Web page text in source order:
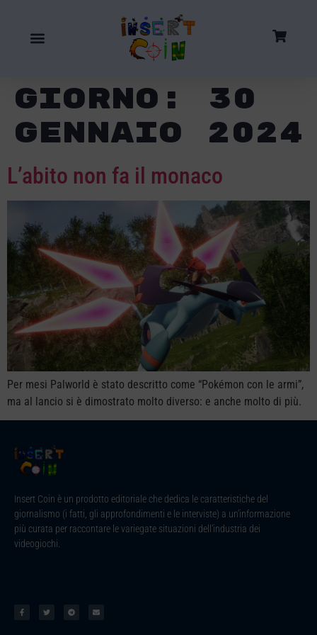
Giorno: 30
Gennaio 2024
L’abito non fa il monaco
Per mesi Palworld è stato descritto come “Pokémon con le armi”,
ma al lancio si è dimostrato molto diverso: e anche molto di più.
Insert Coin è un prodotto editoriale che dedica le caratteristiche del
giornalismo (i fatti, gli approfondimenti e le interviste) a un’informazione
più curata per raccontare le variegate situazioni dell’industria dei
videogiochi.